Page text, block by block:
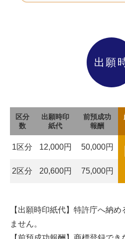
出願
区分
数
出願時印
紙代
前預成功
報酬
1区分 12,000円 50,000円
2区分 20,600円 75,000円
【出願時印紙代】特許庁へ納
ません。